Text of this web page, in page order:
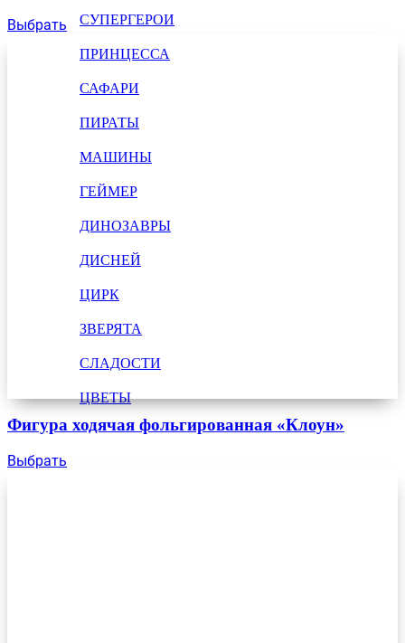
СУПЕРГЕРОИ
ПРИНЦЕССА
САФАРИ
ПИРАТЫ
МАШИНЫ
ГЕЙМЕР
ДИНОЗАВРЫ
ДИСНЕЙ
ЦИРК
ЗВЕРЯТА
СЛАДОСТИ
ЦВЕТЫ
Выбрать
Фигура ходячая фольгированная «Клоун»
Выбрать